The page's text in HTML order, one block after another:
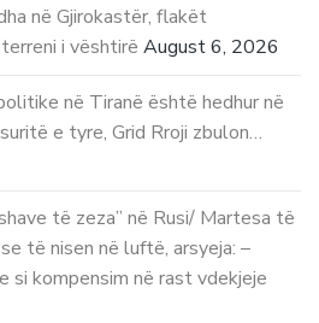
në Gjirokastër, flakët
i vështirë August 6, 2026
në Tiranë është hedhur në
e tyre, Grid Rroji zbulon…
të zeza” në Rusi/ Martesa të
të nisen në luftë, arsyeja: –
si kompensim në rast vdekjeje